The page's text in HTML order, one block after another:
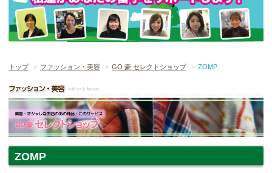
トップ ファッション・美容 GO 豪 セレクトショップ ZOMP
ZOMP